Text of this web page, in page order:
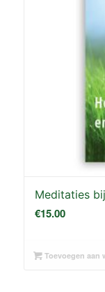
Meditaties
€15.00
Toevoegen aan